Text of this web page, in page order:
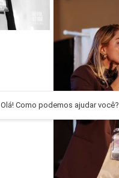
Olá! Como podemos ajudar você?